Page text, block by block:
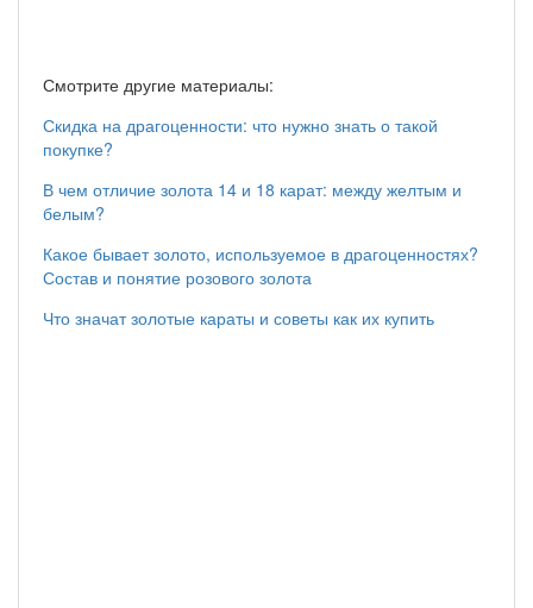
Смотрите другие материалы:
Скидка на драгоценности: что нужно знать о такой
покупке?
В чем отличие золота 14 и 18 карат: между желтым и
белым?
Какое бывает золото, используемое в драгоценностях?
Состав и понятие розового золота
Что значат золотые караты и советы как их купить